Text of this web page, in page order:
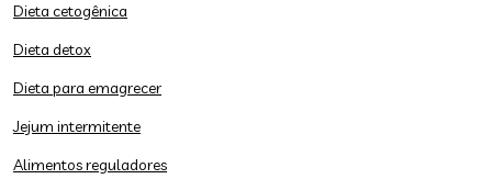
Dieta cetogênica
Dieta detox
Dieta para emagrecer
Jejum intermitente
Alimentos reguladores